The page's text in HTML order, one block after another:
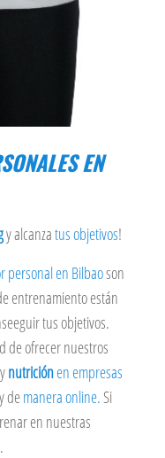
EN
y alcanzatus objetivos!
personal en Bilbaoson
entrenamiento están
tus objetivos.
de ofrecer nuestros
nutriciónenempresas
demanera online. Si
en nuestras